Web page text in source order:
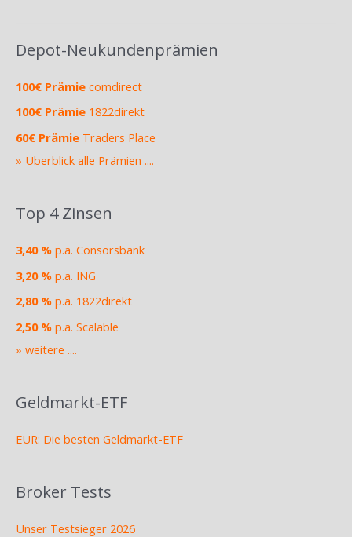
Depot-Neukundenprämien
100€ Prämie comdirect
100€ Prämie 1822direkt
60€ Prämie Traders Place
» Überblick alle Prämien ....
Top 4 Zinsen
3,40 % p.a. Consorsbank
3,20 % p.a. ING
2,80 % p.a. 1822direkt
2,50 % p.a. Scalable
» weitere ....
Geldmarkt-ETF
EUR: Die besten Geldmarkt-ETF
Broker Tests
Unser Testsieger 2026